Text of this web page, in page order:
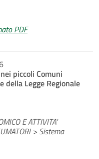
PDF
piccoli Comuni
Legge Regionale
E ATTIVITA'
> Sistema